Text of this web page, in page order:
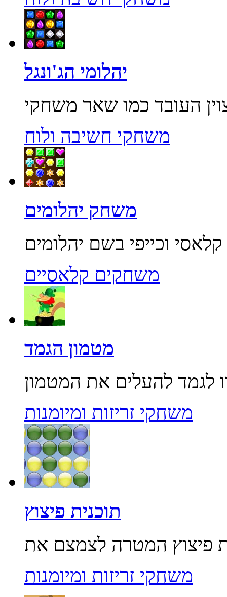
יהלומי הג'ונגל
משחקי חשיבה ולוח
משחק יהלומים
משחקים קלאסיים
מטמון הגמד
משחקי זריזות ומיומנות
תוכנית פיצוץ
משחקי זריזות ומיומנות